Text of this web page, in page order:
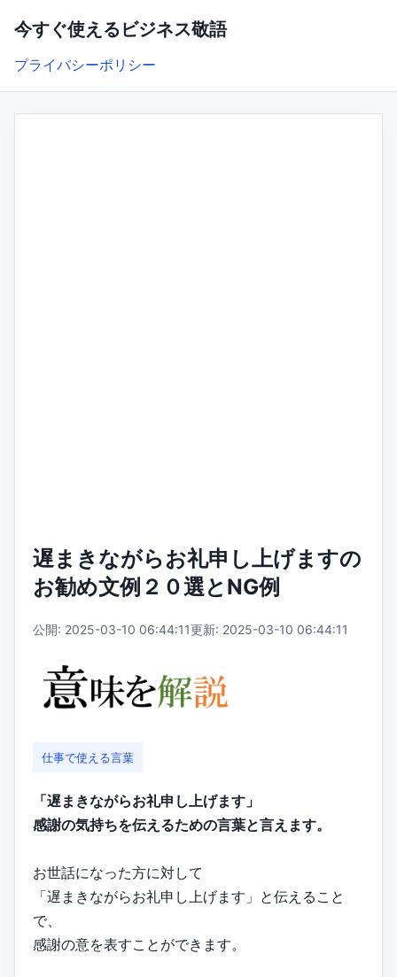
今すぐ使えるビジネス敬語
プライバシーポリシー
遅まきながらお礼申し上げますの
お勧め文例２０選とNG例
公開: 2025-03-10 06:44:11更新: 2025-03-10 06:44:11
仕事で使える言葉
「遅まきながらお礼申し上げます」
感謝の気持ちを伝えるための言葉と言えます。
お世話になった方に対して
「遅まきながらお礼申し上げます」と伝えること
で、
感謝の意を表すことができます。